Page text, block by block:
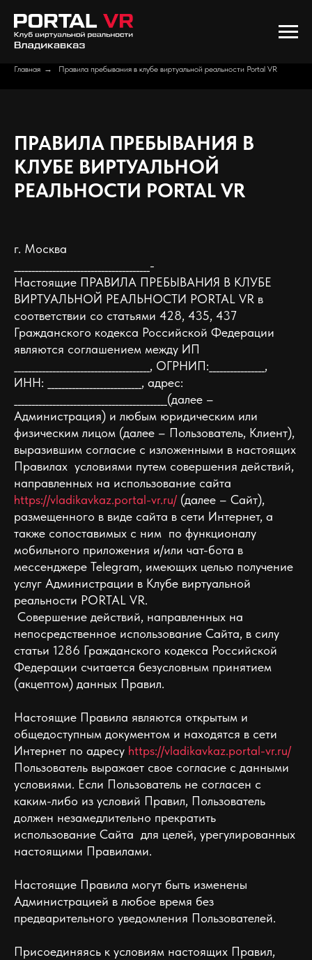
Главная → Правила пребывания в клубе виртуальной реальности Portal VR
ПРАВИЛА ПРЕБЫВАНИЯ В
КЛУБЕ ВИРТУАЛЬНОЙ
РЕАЛЬНОСТИ PORTAL VR
г. Москва
_______________________________________-
Настоящие ПРАВИЛА ПРЕБЫВАНИЯ В КЛУБЕ
ВИРТУАЛЬНОЙ РЕАЛЬНОСТИ PORTAL VR в
соответствии со статьями 428, 435, 437
Гражданского кодекса Российской Федерации
являются соглашением между ИП
_______________________________________, ОГРНИП:________________,
ИНН: ___________________________, адрес:
____________________________________________(далее –
Администрация) и любым юридическим или
физическим лицом (далее – Пользователь, Клиент),
выразившим согласие с изложенными в настоящих
Правилах условиями путем совершения действий,
направленных на использование сайта
https://vladikavkaz.portal-vr.ru/(далее – Сайт),
размещенного в виде сайта в сети Интернет, а
также сопоставимых c ним по функционалу
мобильного приложения и/или чат-бота в
мессенджере Telegram, имеющих целью получение
услуг Администрации в Клубе виртуальной
реальности PORTAL VR.
Совершение действий, направленных на
непосредственное использование Сайта, в силу
статьи 1286 Гражданского кодекса Российской
Федерации считается безусловным принятием
(акцептом) данных Правил.
Настоящие Правила являются открытым и
общедоступным документом и находятся в сети
Интернет по адресу https://vladikavkaz.portal-vr.ru/
Пользователь выражает свое согласие с данными
условиями. Если Пользователь не согласен с
каким-либо из условий Правил, Пользователь
должен незамедлительно прекратить
использование Сайта для целей, урегулированных
настоящими Правилами.
Настоящие Правила могут быть изменены
Администрацией в любое время без
предварительного уведомления Пользователей.
Присоединяясь к условиям настоящих Правил,